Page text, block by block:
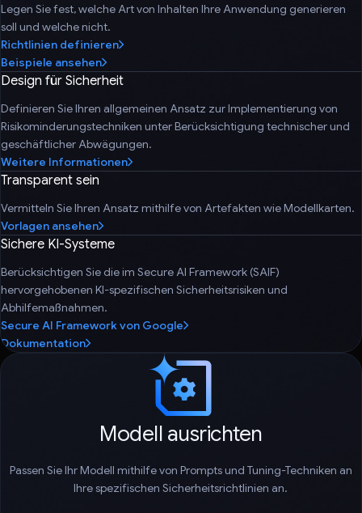
Legen Sie fest, welche Art von Inhalten Ihre Anwendung generieren
soll und welche nicht.
Richtlinien definieren
Beispiele ansehen
Design für Sicherheit
Definieren Sie Ihren allgemeinen Ansatz zur Implementierung von
Risikominderungstechniken unter Berücksichtigung technischer und
geschäftlicher Abwägungen.
Weitere Informationen
Transparent sein
Vermitteln Sie Ihren Ansatz mithilfe von Artefakten wie Modellkarten.
Vorlagen ansehen
Sichere KI-Systeme
Berücksichtigen Sie die im Secure AI Framework (SAIF)
hervorgehobenen KI-spezifischen Sicherheitsrisiken und
Abhilfemaßnahmen.
Secure AI Framework von Google
Dokumentation
Modell ausrichten
Passen Sie Ihr Modell mithilfe von Prompts und Tuning-Techniken an
Ihre spezifischen Sicherheitsrichtlinien an.